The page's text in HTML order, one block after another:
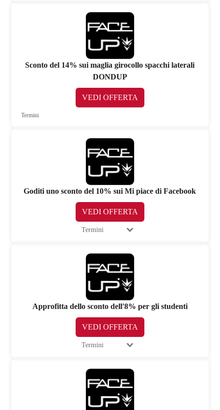
Sconto del 14% sui maglia girocollo spacchi laterali
DONDUP
VEDI OFFERTA
Termini
Goditi uno sconto del 10% sui Mi piace di Facebook
VEDI OFFERTA
Termini
Approfitta dello sconto dell'8% per gli studenti
VEDI OFFERTA
Termini